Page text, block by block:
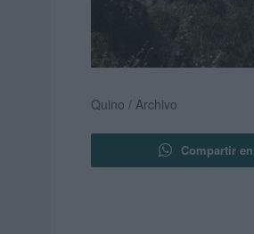
Quino / Archivo
Compartir